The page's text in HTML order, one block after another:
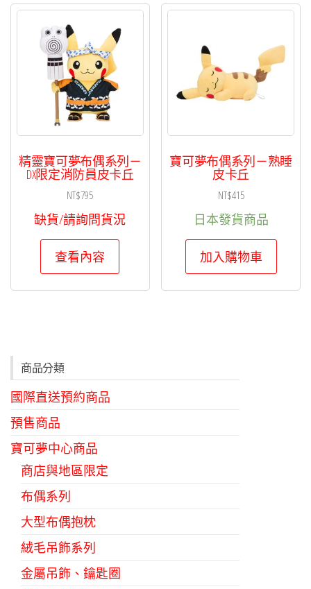
精靈寶可夢布偶系列－
DX限定消防員皮卡丘
NT$795
缺貨/請詢問貨況
查看內容
寶可夢布偶系列－熟睡
皮卡丘
NT$415
日本發貨商品
加入購物車
商品分類
國際直送預約商品
預售商品
寶可夢中心商品
商店與地區限定
布偶系列
大型布偶抱枕
絨毛吊飾系列
金屬吊飾、鑰匙圈